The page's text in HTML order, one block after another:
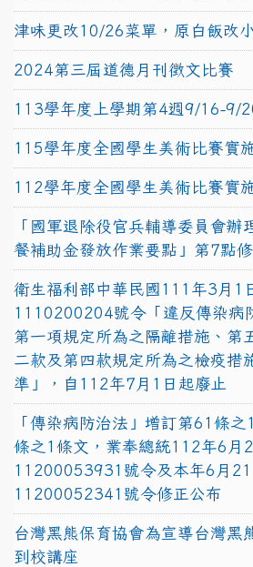
津味更改10/26菜單，原白飯改
2024第三屆道德月刊徵文比賽
113學年度上學期第4週9/16-9/
115學年度全國學生美術比賽實
112學年度全國學生美術比賽實
「國軍退除役官兵輔導委員會辦
餐補助金發放作業要點」第7點
衛生福利部中華民國111年3月1
1110200204號令「違反傳染病
第一項規定所為之隔離措施、第
二款及第四款規定所為之檢疫措
準」，自112年7月1日起廢止
「傳染病防治法」增訂第61條
條之1條文，業奉總統112年6月
11200053931號令及本年6月21
11200052341號令修正公布
台灣黑熊保育協會為宣導台灣黑
到校講座